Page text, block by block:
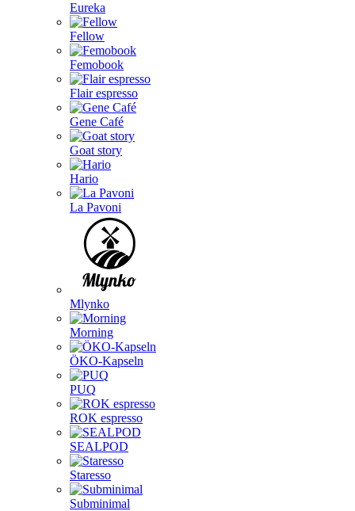
Eureka
Fellow
Femobook
Flair espresso
Gene Café
Goat story
Hario
La Pavoni
Mlynko
Morning
ÖKO-Kapseln
PUQ
ROK espresso
SEALPOD
Staresso
Subminimal